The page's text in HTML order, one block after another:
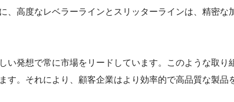
、高度なレベラーラインとスリッターラインは、精密な
発想で常に市場をリードしています。このような取り
す。それにより、顧客企業はより効率的で高品質な製品